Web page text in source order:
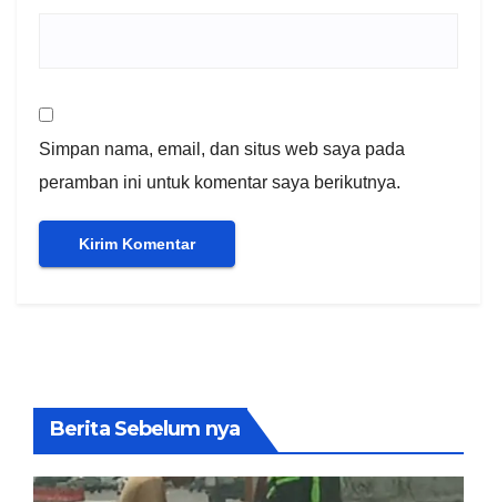
Simpan nama, email, dan situs web saya pada
peramban ini untuk komentar saya berikutnya.
Berita Sebelum nya